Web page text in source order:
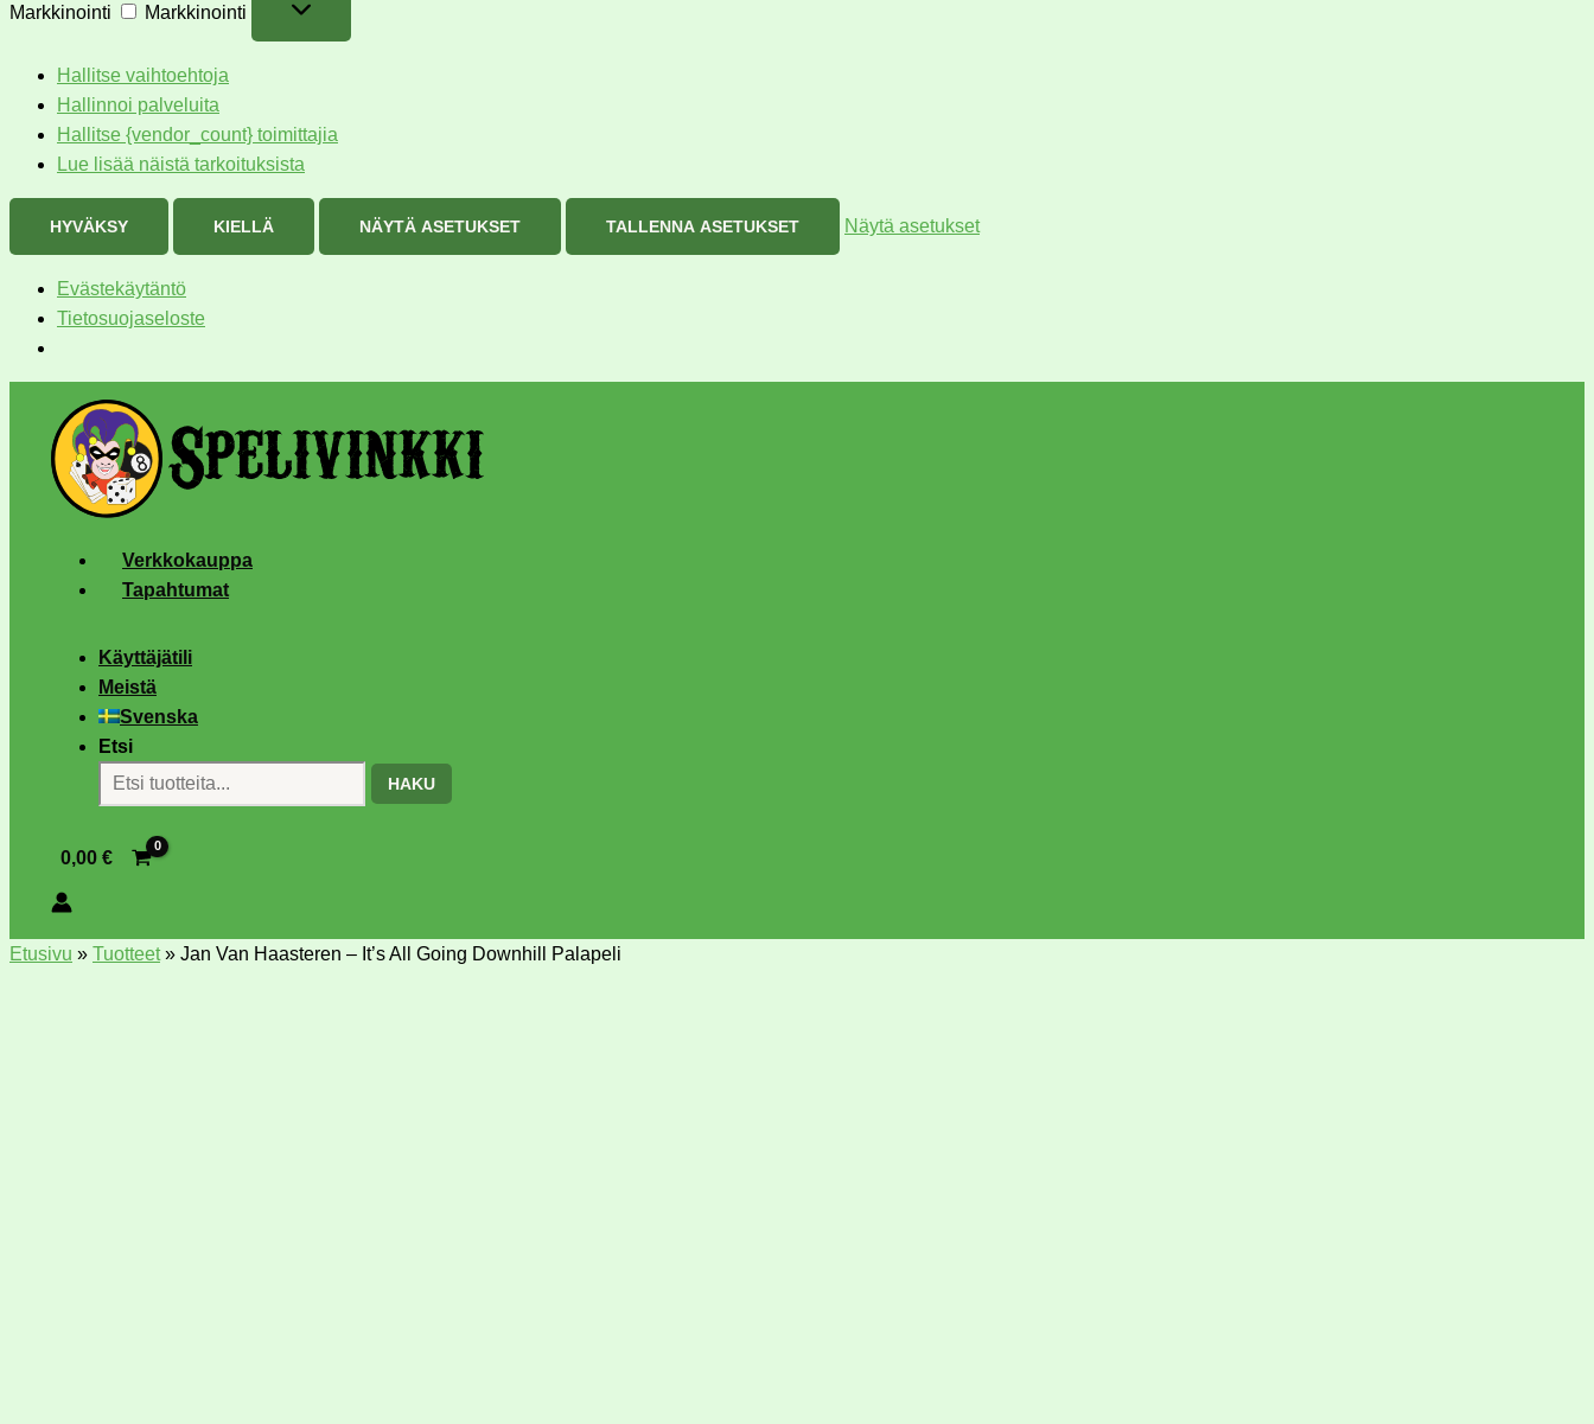
Markkinointi Markkinointi
Hallitse vaihtoehtoja
Hallinnoi palveluita
Hallitse {vendor_count} toimittajia
Lue lisää näistä tarkoituksista
HYVÄKSY KIELLÄ NÄYTÄ ASETUKSET TALLENNA ASETUKSET Näytä asetukset
Evästekäytäntö
Tietosuojaseloste
Verkkokauppa
Tapahtumat
Käyttäjätili
Meistä
Svenska
Etsi
HAKU
0,00€
Etusivu » Tuotteet» Jan Van Haasteren – It’s All Going Downhill Palapeli